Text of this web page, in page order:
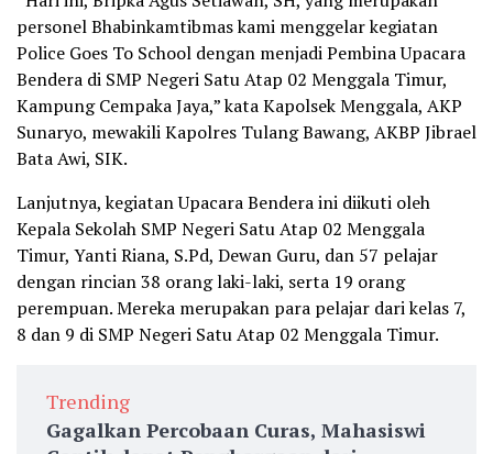
personel Bhabinkamtibmas kami menggelar kegiatan
Police Goes To School dengan menjadi Pembina Upacara
Bendera di SMP Negeri Satu Atap 02 Menggala Timur,
Kampung Cempaka Jaya,” kata Kapolsek Menggala, AKP
Sunaryo, mewakili Kapolres Tulang Bawang, AKBP Jibrael
Bata Awi, SIK.
Lanjutnya, kegiatan Upacara Bendera ini diikuti oleh
Kepala Sekolah SMP Negeri Satu Atap 02 Menggala
Timur, Yanti Riana, S.Pd, Dewan Guru, dan 57 pelajar
dengan rincian 38 orang laki-laki, serta 19 orang
perempuan. Mereka merupakan para pelajar dari kelas 7,
8 dan 9 di SMP Negeri Satu Atap 02 Menggala Timur.
Trending
Gagalkan Percobaan Curas, Mahasiswi